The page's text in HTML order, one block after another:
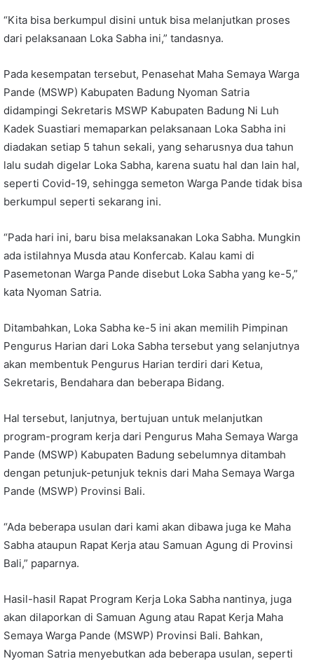
“Kita bisa berkumpul disini untuk bisa melanjutkan proses
dari pelaksanaan Loka Sabha ini,” tandasnya.
Pada kesempatan tersebut, Penasehat Maha Semaya Warga
Pande (MSWP) Kabupaten Badung Nyoman Satria
didampingi Sekretaris MSWP Kabupaten Badung Ni Luh
Kadek Suastiari memaparkan pelaksanaan Loka Sabha ini
diadakan setiap 5 tahun sekali, yang seharusnya dua tahun
lalu sudah digelar Loka Sabha, karena suatu hal dan lain hal,
seperti Covid-19, sehingga semeton Warga Pande tidak bisa
berkumpul seperti sekarang ini.
“Pada hari ini, baru bisa melaksanakan Loka Sabha. Mungkin
ada istilahnya Musda atau Konfercab. Kalau kami di
Pasemetonan Warga Pande disebut Loka Sabha yang ke-5,”
kata Nyoman Satria.
Ditambahkan, Loka Sabha ke-5 ini akan memilih Pimpinan
Pengurus Harian dari Loka Sabha tersebut yang selanjutnya
akan membentuk Pengurus Harian terdiri dari Ketua,
Sekretaris, Bendahara dan beberapa Bidang.
Hal tersebut, lanjutnya, bertujuan untuk melanjutkan
program-program kerja dari Pengurus Maha Semaya Warga
Pande (MSWP) Kabupaten Badung sebelumnya ditambah
dengan petunjuk-petunjuk teknis dari Maha Semaya Warga
Pande (MSWP) Provinsi Bali.
“Ada beberapa usulan dari kami akan dibawa juga ke Maha
Sabha ataupun Rapat Kerja atau Samuan Agung di Provinsi
Bali,” paparnya.
Hasil-hasil Rapat Program Kerja Loka Sabha nantinya, juga
akan dilaporkan di Samuan Agung atau Rapat Kerja Maha
Semaya Warga Pande (MSWP) Provinsi Bali. Bahkan,
Nyoman Satria menyebutkan ada beberapa usulan, seperti